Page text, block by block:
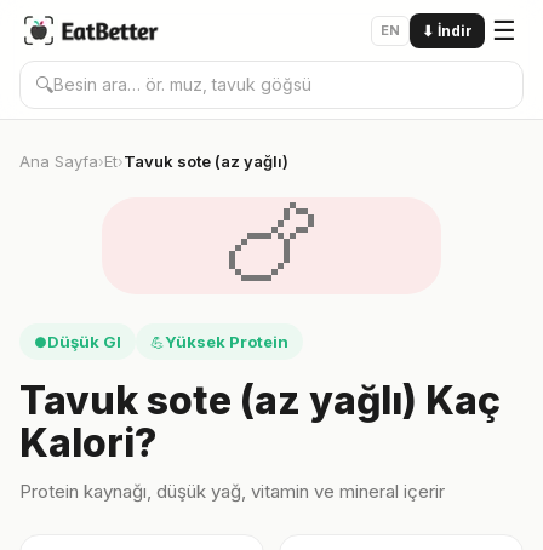
EN ⬇ İndir ☰
🔍
Ana Sayfa›Et›Tavuk sote (az yağlı)
🍗
●Düşük GI 💪Yüksek Protein
Tavuk sote (az yağlı) Kaç
Kalori?
Protein kaynağı, düşük yağ, vitamin ve mineral içerir